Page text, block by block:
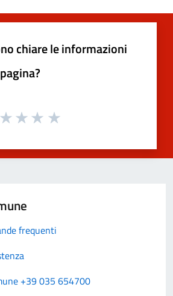
chiare le informazioni
frequenti
+39 035 654700